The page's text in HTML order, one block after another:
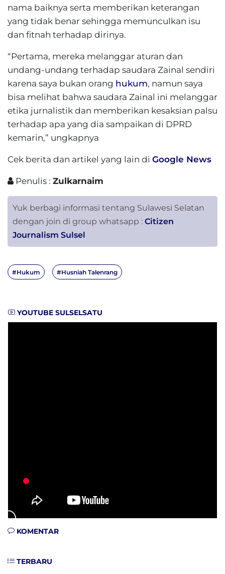
nama baiknya serta memberikan keterangan
yang tidak benar sehingga memunculkan isu
dan fitnah terhadap dirinya.
“Pertama, mereka melanggar aturan dan
undang-undang terhadap saudara Zainal sendiri
karena saya bukan orang hukum, namun saya
bisa melihat bahwa saudara Zainal ini melanggar
etika jurnalistik dan memberikan kesaksian palsu
terhadap apa yang dia sampaikan di DPRD
kemarin,” ungkapnya
Cek berita dan artikel yang lain di Google News
Penulis : Zulkarnaim
Yuk berbagi informasi tentang Sulawesi Selatan
dengan join di group whatsapp : Citizen
Journalism Sulsel
#Hukum #Husniah Talenrang
YOUTUBE SULSELSATU
KOMENTAR
TERBARU